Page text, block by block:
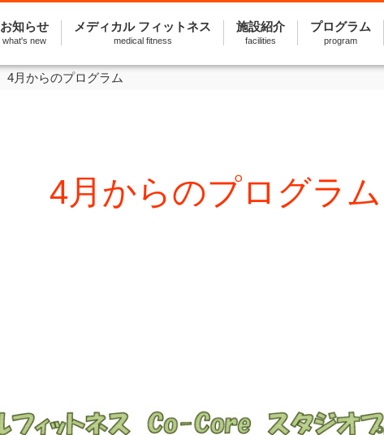
お知らせ
what's new
メディカル フィットネス
medical fitness
施設紹介
facilities
プログラム
program
4月からのプログラム
4月からのプログラム